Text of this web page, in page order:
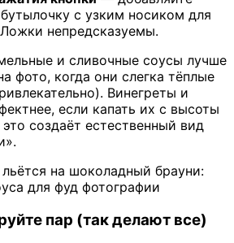
с узким носиком для
непредсказуемы.
и сливочные соусы лучше
фото, когда они слегка тёплые
Винегреты и
если капать их с высоты
создаёт естественный вид
на шоколадный брауни:
для фуд фотографии
пар (так делают все)